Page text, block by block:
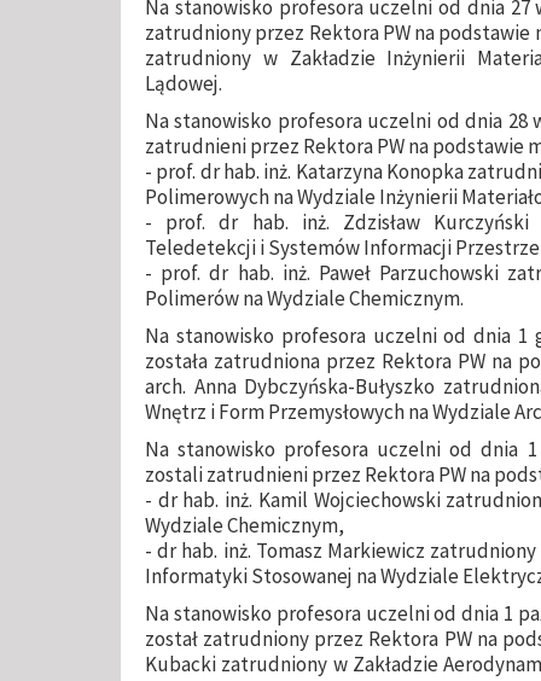
Na stanowisko profesora uczelni od dnia 27
zatrudniony przez Rektora PW na podstawie
zatrudniony w Zakładzie Inżynierii
Lądowej.
Na stanowisko profesora uczelni od dnia 28
zatrudnieni przez Rektora PW na podstawie
- prof. dr hab. inż. Katarzyna Konopka
Polimerowych na Wydziale Inżynierii
- prof. dr hab. inż. Zdzisław
Teledetekcji i Systemów Informacji
- prof. dr hab. inż. Paweł Parzuchowski
Polimerów na Wydziale Chemicznym.
Na stanowisko profesora uczelni od dnia 1
została zatrudniona przez Rektora PW na
arch. Anna Dybczyńska-Bułyszko
Wnętrz i Form Przemysłowych na Wydziale
Na stanowisko profesora uczelni od dnia
zostali zatrudnieni przez Rektora PW na
- dr hab. inż. Kamil Wojciechowski
Wydziale Chemicznym,
- dr hab. inż. Tomasz Markiewicz
Informatyki Stosowanej na Wydziale
Na stanowisko profesora uczelni od dnia 1
został zatrudniony przez Rektora PW na
Kubacki zatrudniony w Zakładzie